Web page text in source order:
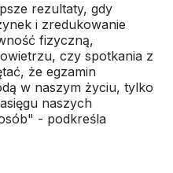
rezultaty, gdy
i zredukowanie
fizyczną,
czy spotkania z
że egzamin
w naszym życiu, tylko
naszych
- podkreśla